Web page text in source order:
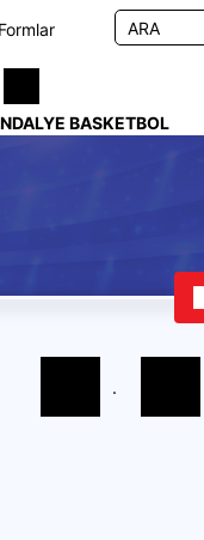
Formlar
BASKETBOL
.